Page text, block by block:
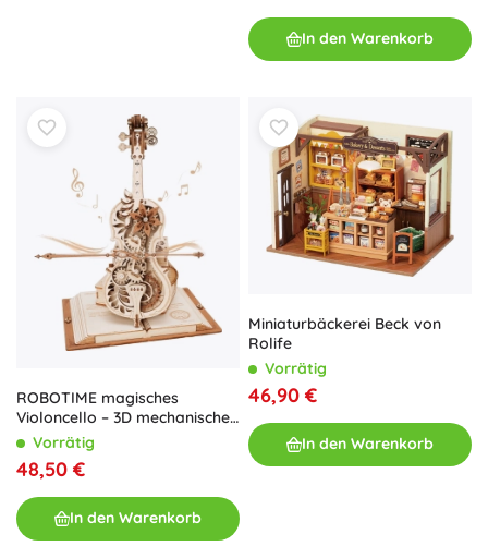
In den Warenkorb
ROBOTIME magisches
Violoncello – 3D mechanisches
Holzpuzzle und Spieluhr
Vorrätig
48,50 €
In den Warenkorb
Miniaturbäckerei Beck von
Rolife
Vorrätig
46,90 €
In den Warenkorb